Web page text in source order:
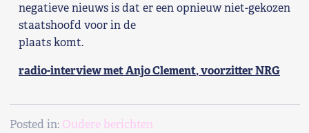
Nieuws
Agenda
Contact
negatieve nieuws is dat er een opnieuw niet-gekozen
staatshoofd voor in de
plaats komt.
radio-interview met Anjo Clement, voorzitter NRG
Posted in: Oudere berichten